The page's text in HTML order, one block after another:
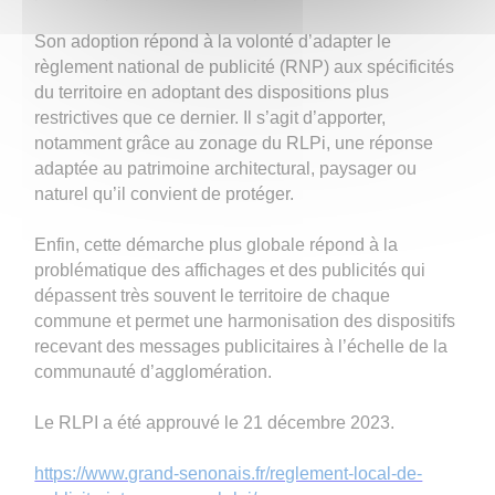
Son adoption répond à la volonté d’adapter le
règlement national de publicité (RNP) aux spécificités
du territoire en adoptant des dispositions plus
restrictives que ce dernier. Il s’agit d’apporter,
notamment grâce au zonage du RLPi, une réponse
adaptée au patrimoine architectural, paysager ou
naturel qu’il convient de protéger.
Enfin, cette démarche plus globale répond à la
problématique des affichages et des publicités qui
dépassent très souvent le territoire de chaque
commune et permet une harmonisation des dispositifs
recevant des messages publicitaires à l’échelle de la
communauté d’agglomération.
Le RLPI a été approuvé le 21 décembre 2023.
https://www.grand-senonais.fr/reglement-local-de-